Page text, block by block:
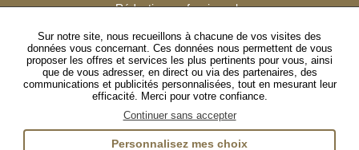
Réduction professionnels
Satisfaction Clients
SUIVEZ-NOUS
Sur notre site, nous recueillons à chacune de vos visites des
données vous concernant. Ces données nous permettent de vous
proposer les offres et services les plus pertinents pour vous, ainsi
que de vous adresser, en direct ou via des partenaires, des
communications et publicités personnalisées, tout en mesurant leur
efficacité. Merci pour votre confiance.
Continuer sans accepter
Personnalisez mes choix